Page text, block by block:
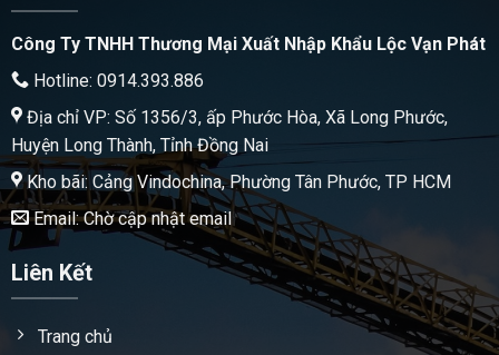
Công Ty TNHH Thương Mại Xuất Nhập Khẩu Lộc Vạn Phát
Hotline: 0914.393.886
Địa chỉ VP: Số 1356/3, ấp Phước Hòa, Xã Long Phước,
Huyện Long Thành, Tỉnh Đồng Nai
Kho bãi: Cảng Vindochina, Phường Tân Phước, TP HCM
Email: Chờ cập nhật email
Liên Kết
Trang chủ